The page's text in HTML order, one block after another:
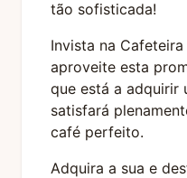
tão sofisticada!
Invista na
aproveite esta
que está a adquirir
satisfará
café perfeito.
Adquira a sua e